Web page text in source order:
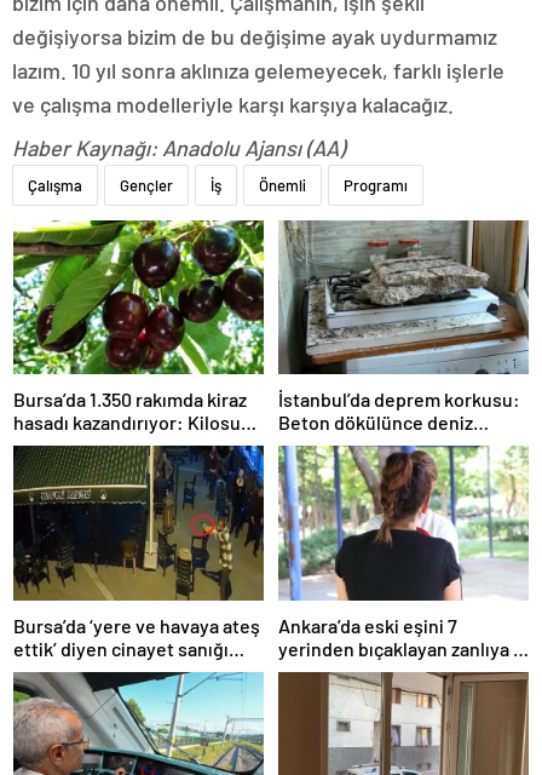
değişiyorsa bizim de bu değişime ayak uydurmamız
lazım. 10 yıl sonra aklınıza gelemeyecek, farklı işlerle
ve çalışma modelleriyle karşı karşıya kalacağız.
Haber Kaynağı: Anadolu Ajansı (AA)
Çalışma Gençler İş Önemli Programı
Bursa’da 1.350 rakımda kiraz
hasadı kazandırıyor: Kilosu
80 lira
İstanbul’da deprem korkusu:
Beton dökülünce deniz
kabukları ortaya çıktı
Bursa’da ‘yere ve havaya ateş
ettik’ diyen cinayet sanığı
kardeşlere indirimsiz
müebbet hapis
Ankara’da eski eşini 7
yerinden bıçaklayan zanlıya 9
ayda tahliye